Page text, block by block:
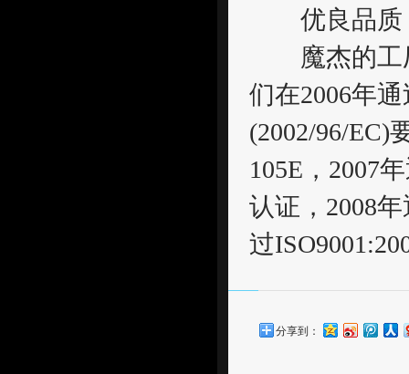
优良品质
魔杰的工厂
们在2006年
(2002/96/EC)
105E，2007
认证，2008
过
分享到：